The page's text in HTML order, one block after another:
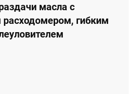
масла с
гибким